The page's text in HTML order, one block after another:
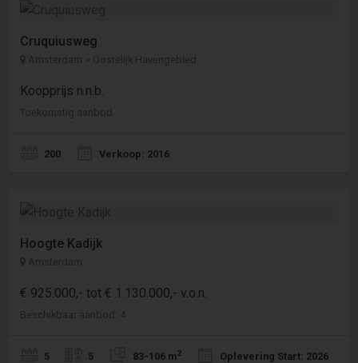
Cruquiusweg
Amsterdam > Oostelijk Havengebied
Koopprijs n.n.b.
Toekomstig aanbod
200 Verkoop: 2016
Hoogte Kadijk
Amsterdam
€ 925.000,- tot € 1.130.000,- v.o.n.
Beschikbaar aanbod: 4
5 5 83-106 m2 Oplevering Start: 2026